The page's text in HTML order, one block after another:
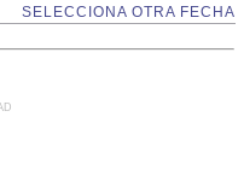
SELECCIONA OTRA FECHA